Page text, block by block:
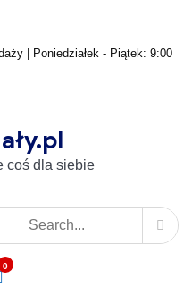
| Poniedziałek - Piątek: 9:00
coś dla siebie
0